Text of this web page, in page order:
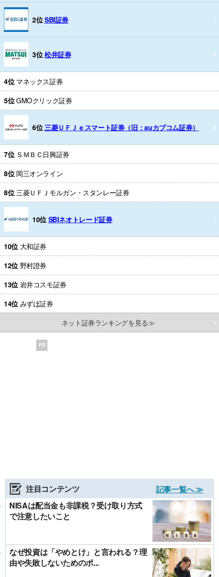
2位SBI証券
3位松井証券
4位 マネックス証券
5位GMOクリック証券
6位 三菱ＵＦＪｅスマート証券（旧：auカブコム証券）
7位 ＳＭＢＣ日興証券
8位 岡三オンライン
8位 三菱ＵＦＪモルガン・スタンレー証券
10位 SBIネオトレード証券
10位 大和証券
12位 野村證券
13位 岩井コスモ証券
14位 みずほ証券
ネット証券ランキングを見る≫
PR
注目コンテンツ
記事一覧へ ≫
NISAは配当金も非課税？受け取り方式
で注意したいこと
なぜ投資は「やめとけ」と言われる？理
由や失敗しないためのポ...